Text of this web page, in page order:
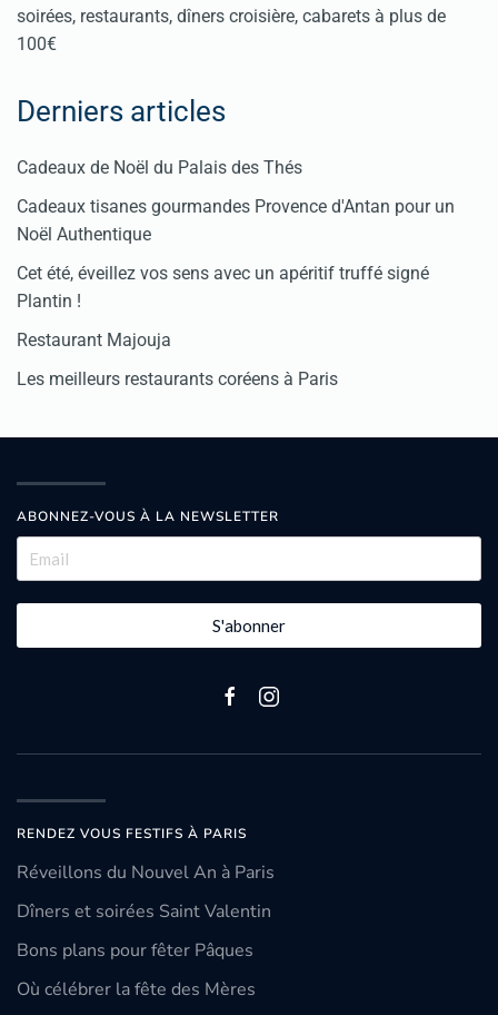
soirées, restaurants, dîners croisière, cabarets à plus de
100€
Derniers articles
Cadeaux de Noël du Palais des Thés
Cadeaux tisanes gourmandes Provence d'Antan pour un
Noël Authentique
Cet été, éveillez vos sens avec un apéritif truffé signé
Plantin !
Restaurant Majouja
Les meilleurs restaurants coréens à Paris
ABONNEZ-VOUS À LA NEWSLETTER
S'abonner
RENDEZ VOUS FESTIFS À PARIS
Réveillons du Nouvel An à Paris
Dîners et soirées Saint Valentin
Bons plans pour fêter Pâques
Où célébrer la fête des Mères